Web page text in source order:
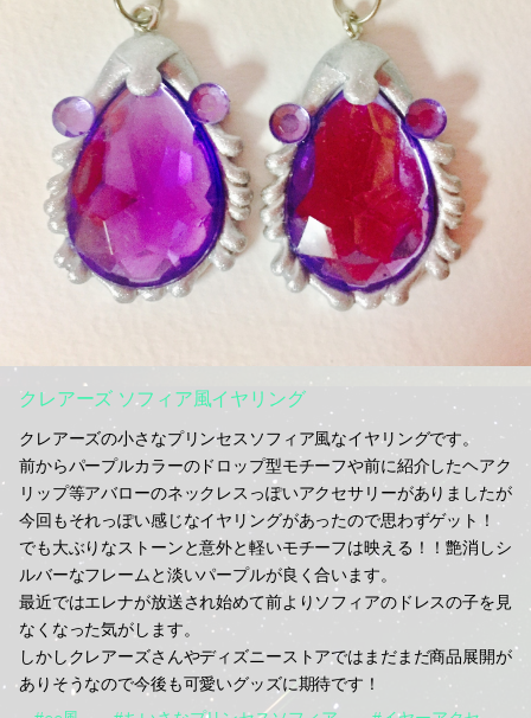
クレアーズ ソフィア風イヤリング
クレアーズの小さなプリンセスソフィア風なイヤリングです。
前からパープルカラーのドロップ型モチーフや前に紹介したヘアク
リップ等アバローのネックレスっぽいアクセサリーがありましたが
今回もそれっぽい感じなイヤリングがあったので思わずゲット！
でも大ぶりなストーンと意外と軽いモチーフは映える！！艶消しシ
ルバーなフレームと淡いパープルが良く合います。
最近ではエレナが放送され始めて前よりソフィアのドレスの子を見
なくなった気がします。
しかしクレアーズさんやディズニーストアではまだまだ商品展開が
ありそうなので今後も可愛いグッズに期待です！